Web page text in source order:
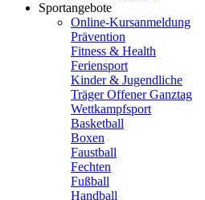
Sportangebote
Online-Kursanmeldung
Prävention
Fitness & Health
Feriensport
Kinder & Jugendliche
Träger Offener Ganztag
Wettkampfsport
Basketball
Boxen
Faustball
Fechten
Fußball
Handball